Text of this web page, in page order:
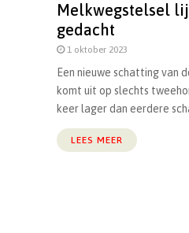
Melkwegstelsel
gedacht
1 oktober 2023
Een nieuwe schatting van
komt uit op slechts
keer lager dan eerdere
LEES MEER